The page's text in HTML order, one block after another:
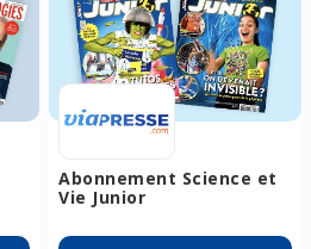
Abonnement Science et
Vie Junior